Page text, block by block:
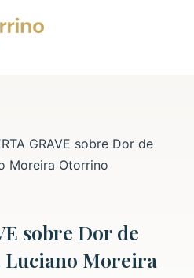
GRAVE sobre Dor de
Moreira Otorrino
sobre Dor de
Luciano Moreira